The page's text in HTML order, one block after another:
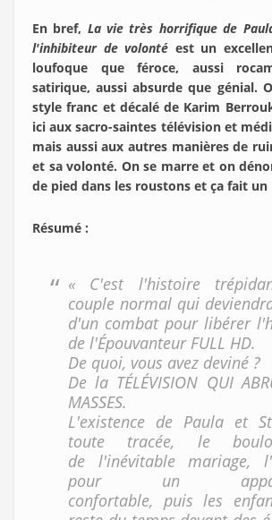
En bref, La vie très horrifique de
l'inhibiteur de volonté est un
loufoque que féroce, aussi
satirique, aussi absurde que génial.
style franc et décalé de Karim
ici aux sacro-saintes télévision et
mais aussi aux autres manières de
et sa volonté. On se marre et on
de pied dans les roustons et ça fait un
Résumé :
« C'est l'histoire
couple normal qui
d'un combat pour libérer
de l'Épouvanteur FULL HD.
De quoi, vous avez deviné ?
De la TÉLÉVISION QUI
MASSES.
L'existence de Paula et
toute tracée, le
de l'inévitable mariage,
pour un
confortable, puis les